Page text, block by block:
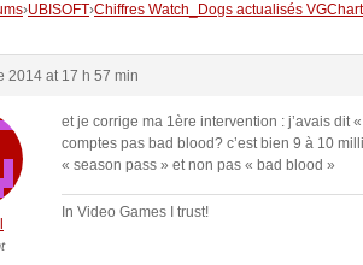
›UBISOFT›Chiffres Watch_Dogs actualisés
2014 at 17 h 57 min
et je corrige ma 1ère intervention : j’avais dit
comptes pas bad blood? c’est bien 9 à 10
« season pass » et non pas « bad blood »
In Video Games I trust!